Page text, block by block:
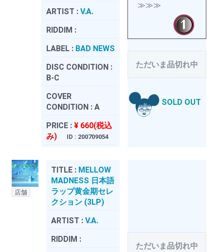
ARTIST : V.A.
RIDDIM :
LABEL : BAD NEWS
DISC CONDITION :
B-C
COVER
CONDITION : A
PRICE : ¥ 660(税込
み)
ID : 200709054
≫≫≫
ただいま品切れ中
SOLD OUT
店舗
TITLE : MELLOW
MADNESS 日本語
ラップ黄金期セレ
クション (3LP)
ARTIST : V.A.
RIDDIM :
ただいま品切れ中